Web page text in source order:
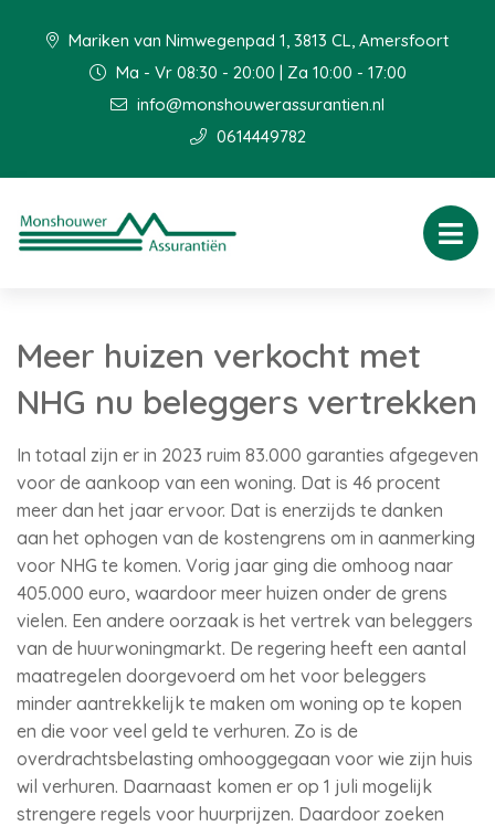
Mariken van Nimwegenpad 1, 3813 CL, Amersfoort
Ma - Vr 08:30 - 20:00 | Za 10:00 - 17:00
info@monshouwerassurantien.nl
0614449782
Meer huizen verkocht met
NHG nu beleggers vertrekken
In totaal zijn er in 2023 ruim 83.000 garanties afgegeven
voor de aankoop van een woning. Dat is 46 procent
meer dan het jaar ervoor. Dat is enerzijds te danken
aan het ophogen van de kostengrens om in aanmerking
voor NHG te komen. Vorig jaar ging die omhoog naar
405.000 euro, waardoor meer huizen onder de grens
vielen. Een andere oorzaak is het vertrek van beleggers
van de huurwoningmarkt. De regering heeft een aantal
maatregelen doorgevoerd om het voor beleggers
minder aantrekkelijk te maken om woning op te kopen
en die voor veel geld te verhuren. Zo is de
overdrachtsbelasting omhooggegaan voor wie zijn huis
wil verhuren. Daarnaast komen er op 1 juli mogelijk
strengere regels voor huurprijzen. Daardoor zoeken